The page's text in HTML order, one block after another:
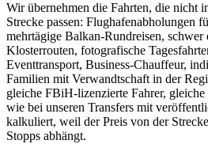
Wir übernehmen die Fahrten, die nicht
Strecke passen: Flughafenabholungen
mehrtägige Balkan-Rundreisen, schwer
Klosterrouten, fotografische
Eventtransport, Business-Chauffeur,
Familien mit Verwandtschaft in der
gleiche FBiH-lizenzierte Fahrer,
wie bei unseren Transfers mit
kalkuliert, weil der Preis von der
Stopps abhängt.